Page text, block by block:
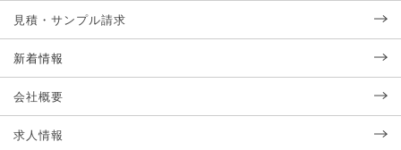
見積・サンプル請求
新着情報
会社概要
求人情報